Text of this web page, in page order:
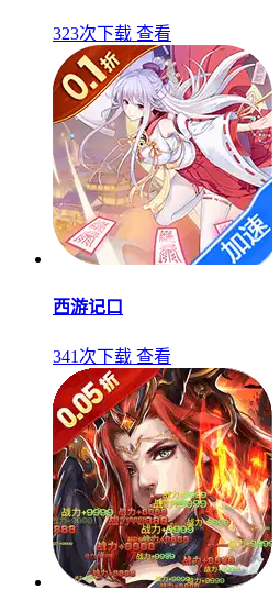
323次下载 查看
西游记口
341次下载 查看